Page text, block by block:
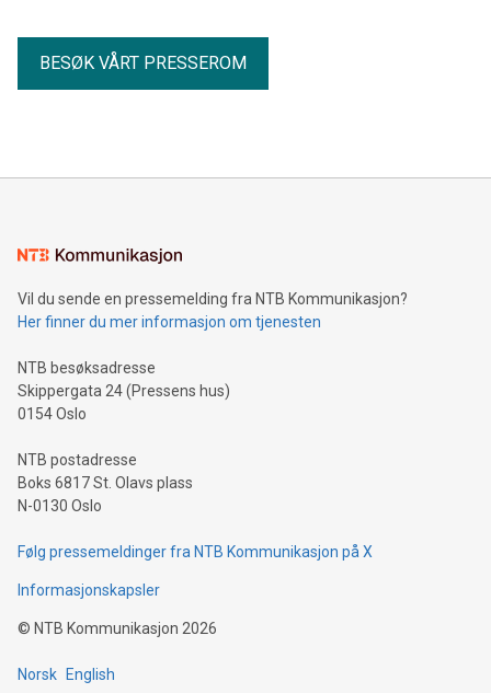
BESØK VÅRT PRESSEROM
Vil du sende en pressemelding fra NTB Kommunikasjon?
Her finner du mer informasjon om tjenesten
NTB besøksadresse
Skippergata 24 (Pressens hus)
0154 Oslo
NTB postadresse
Boks 6817 St. Olavs plass
N-0130 Oslo
Følg pressemeldinger fra NTB Kommunikasjon på X
Informasjonskapsler
© NTB Kommunikasjon 2026
Norsk English